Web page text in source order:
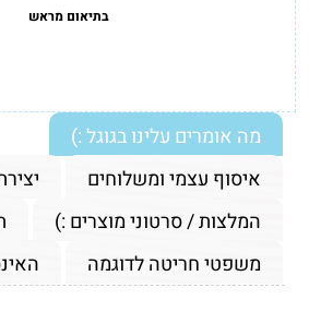
בתיאום מראש
מה אומרים עלינו בגוגל :)
איסוף עצמי ומשלוחים
המלצות / סרטוני מוצרים :)
משפטי חריטה לדוגמה